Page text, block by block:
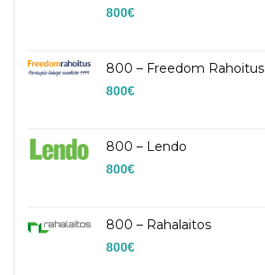
800€
800 – Freedom Rahoitus
800€
800 – Lendo
800€
800 – Rahalaitos
800€